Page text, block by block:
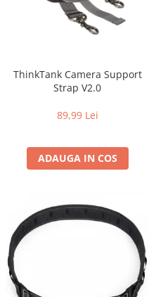
ThinkTank Camera Support
Strap V2.0
89,99 Lei
ADAUGA IN COS